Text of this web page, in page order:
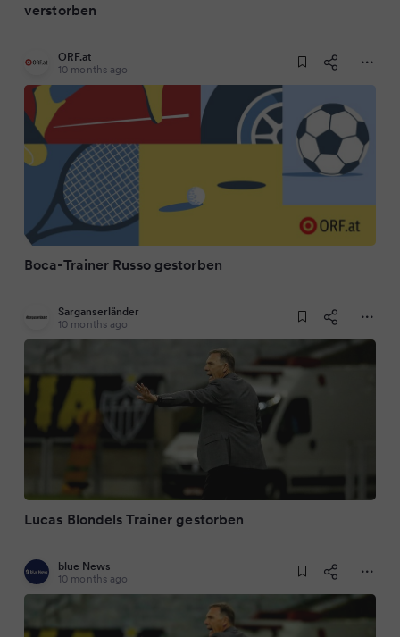
verstorben
ORF.at
10 months ago
Boca-Trainer Russo gestorben
Sarganserländer
10 months ago
Lucas Blondels Trainer gestorben
blue News
10 months ago